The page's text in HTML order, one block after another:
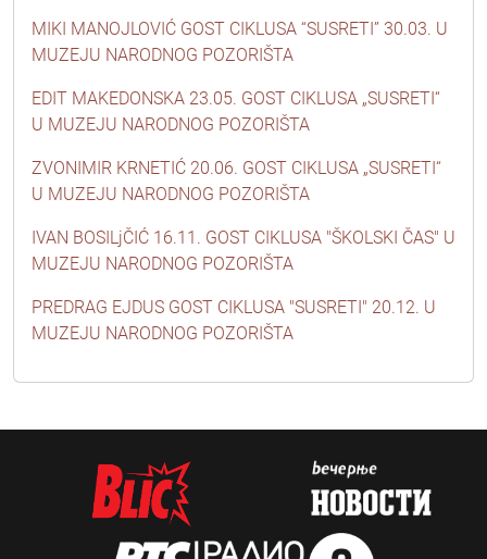
MIKI MANOJLOVIĆ GOST CIKLUSA “SUSRETI” 30.03. U
MUZEJU NARODNOG POZORIŠTA
EDIT MAKEDONSKA 23.05. GOST CIKLUSA „SUSRETI“
U MUZEJU NARODNOG POZORIŠTA
ZVONIMIR KRNETIĆ 20.06. GOST CIKLUSA „SUSRETI“
U MUZEJU NARODNOG POZORIŠTA
IVAN BOSILjČIĆ 16.11. GOST CIKLUSA "ŠKOLSKI ČAS" U
MUZEJU NARODNOG POZORIŠTA
PREDRAG EJDUS GOST CIKLUSA "SUSRETI" 20.12. U
MUZEJU NARODNOG POZORIŠTA